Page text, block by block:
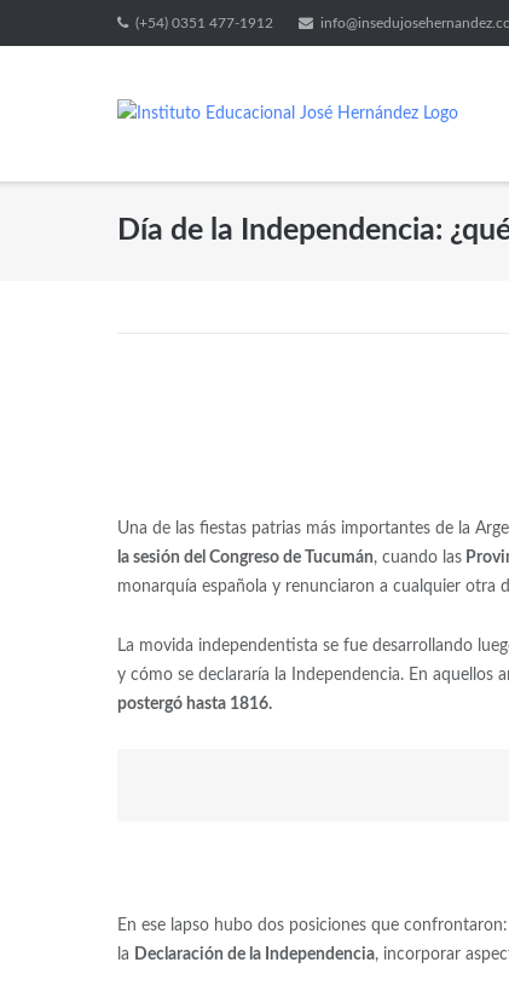
(+54) 0351 477-1912
Día de la Independencia:
Una de las fiestas patrias más importantes de la
la sesión del Congreso de Tucumán, cuando las
monarquía española y renunciaron a cualquier otra
La movida independentista se fue desarrollando
y cómo se declararía la Independencia. En aquellos
postergó hasta 1816.
En ese lapso hubo dos posiciones que
la Declaración de la Independencia, incorporar